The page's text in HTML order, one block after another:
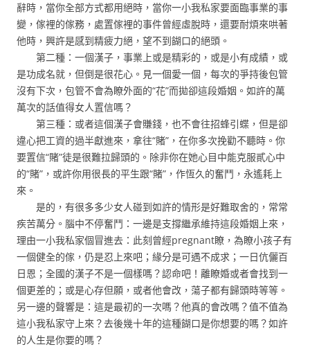
辭時，當你全部方式都用絕時，當你一小我私家要面臨事業的事
變，傢裡的傢務，處置傢裡的事件曾經虛脫時，還要耐煩來哄著
他時，興許是感到精疲力絕，望不到餬口的絕頭。
第二種：一個漢子，事業上或是精彩的，或是小有成績，或
是功成名就，但倒是很花心。見一個愛一個，每次的爭持後包管
沒有下次，包管不會為瞭外面的“花”而拋卻這段婚姻。如許的萬
萬次的話值得女人置信嗎？
第三種：或者這個漢子會賺錢，也不會往招蜂引蝶，但是卻
違心把工資的過半獻進來，拿往“賭”，在你多次挽勸不聽時。你
要置信“賭”徒是很難拉歸頭的。除非你在她心目中能克服貳心中
的“賭”，或許你用很長的平生跟“賭”，作恆久的奮鬥，永遙耗上
來。
是的，有很多多少女人碰到如許的情形是好難取舍的，常常
疾苦萬分。腦中不停奮鬥：一邊是支撐繼承維持這段婚姻上來，
理由一小我私家個冒進去：此刻曾經pregnant瞭，為瞭小孩子有
一個健全的傢，仍是忍上來吧；緣分是可遇不成求；一日伉儷百
日恩；全國的漢子不是一個樣嗎？認命吧！離瞭婚或者會找到一
個更差的；或是心存但願，或者他會改，蕩子都有歸頭時等等。
另一邊的聲響是：這是最初的一次嗎？他真的會改嗎？值不值為
這小我私家守上來？去後幾十年的這種餬口是你想要的嗎？如許
的人生是你要的嗎？